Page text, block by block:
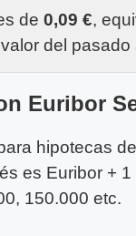
de 0,09 €,
del pasado
Euribor
hipotecas
es Euribor +
150.000 etc.